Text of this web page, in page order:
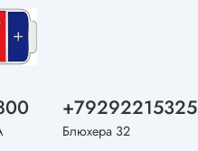
+79292215325
Блюхера 32